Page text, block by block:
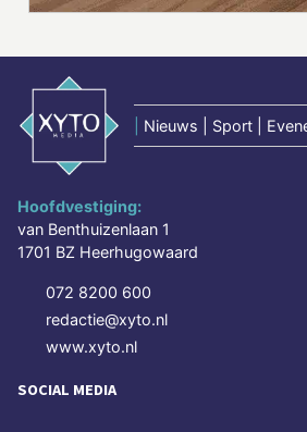
Nieuws | Sport |
Hoofdvestiging:
van Benthuizenlaan 1
1701 BZ Heerhugowaard
072 8200 600
redactie@xyto.nl
www.xyto.nl
SOCIAL MEDIA